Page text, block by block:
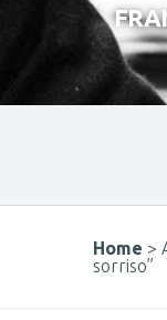
Home >
sorriso”